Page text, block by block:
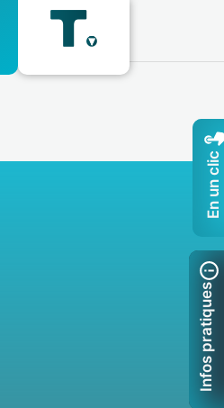
En un clic
Infos pratiques